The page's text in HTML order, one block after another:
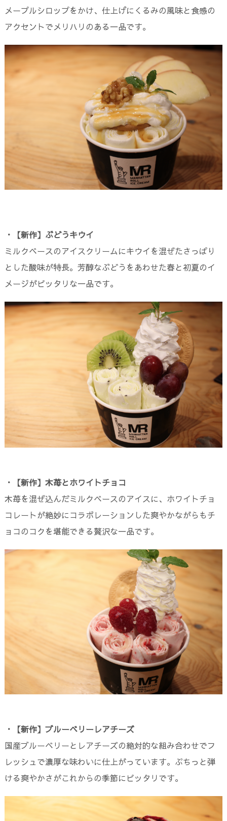
メープルシロップをかけ、仕上げにくるみの風味と食感の
アクセントでメリハリのある一品です。
・【新作】ぶどうキウイ
ミルクベースのアイスクリームにキウイを混ぜたさっぱり
とした酸味が特長。芳醇なぶどうをあわせた春と初夏のイ
メージがピッタリな一品です。
・【新作】木苺とホワイトチョコ
木苺を混ぜ込んだミルクベースのアイスに、ホワイトチョ
コレートが絶妙にコラボレーションした爽やかながらもチ
ョコのコクを堪能できる贅沢な一品です。
・【新作】ブルーベリーレアチーズ
国産ブルーベリーとレアチーズの絶対的な組み合わせでフ
レッシュで濃厚な味わいに仕上がっています。ぷちっと弾
ける爽やかさがこれからの季節にピッタリです。